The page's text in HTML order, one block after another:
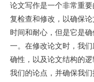
论文写作是一个非常重
复检查和修改，以确保
时间和耐心，但是它是
一。在修改论文时，我
确性，以及论文结构的
我们的论点，并确保我